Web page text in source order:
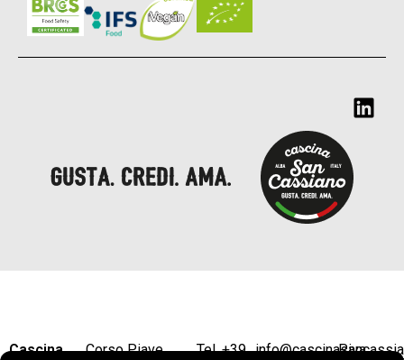
Cascina
Corso Piave ,
Tel. +39
P.iva